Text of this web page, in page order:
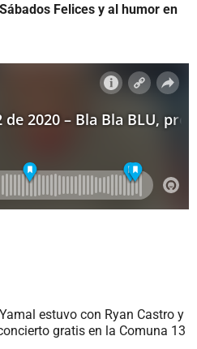
Felices y al humor en
estuvo con Ryan Castro y
gratis en la Comuna 13